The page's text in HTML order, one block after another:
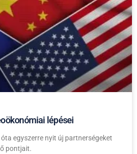
lépései
egyszerre nyit új partnerségeket
pontjait.